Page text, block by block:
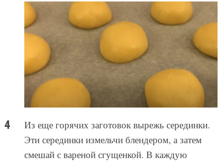
Из еще горячих заготовок вырежь серединки.
Эти серединки измельчи блендером, а затем
смешай с вареной сгущенкой. В каждую